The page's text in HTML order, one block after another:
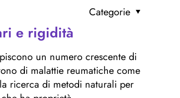
Categorie
e rigidità
un numero crescente di
di malattie reumatiche come
ricerca di metodi naturali per